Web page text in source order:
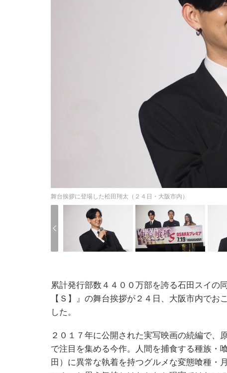
舞台挨拶に登場した松田翔太（２４日・大阪市内）
累計発行部数４４００万部を誇る石田スイの
【Ｓ】』の舞台挨拶が２４日、大阪市内で
した。
２０１７年に公開された実写映画の続編で、
で注目を集める今作。人間を捕食する種族・
田）に異常な執着を持つグルメな変態喰種・